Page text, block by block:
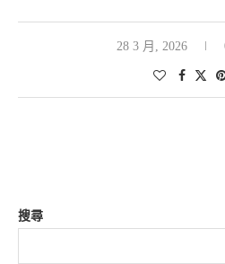
28 3 月, 2026
搜尋